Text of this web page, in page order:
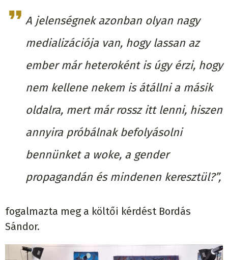
A jelenségnek azonban olyan nagy
medializációja van, hogy lassan az
ember már heteroként is úgy érzi, hogy
nem kellene nekem is átállni a másik
oldalra, mert már rossz itt lenni, hiszen
annyira próbálnak befolyásolni
bennünket a woke, a gender
propagandán és mindenen keresztül?”,
fogalmazta meg a költői kérdést Bordás
Sándor.